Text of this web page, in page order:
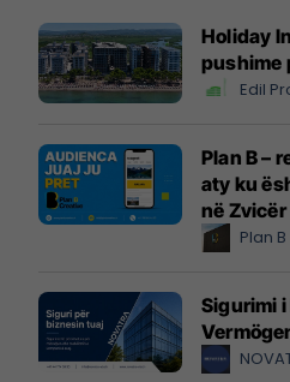
Holiday
pushime
Edil
Plan B –
aty ku
në Zvicër
Plan B
Sigurimi i